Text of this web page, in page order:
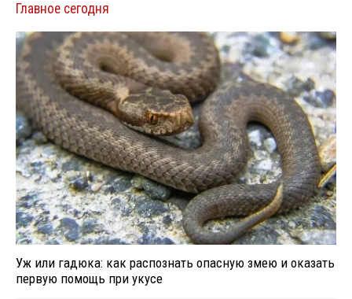
Главное сегодня
Уж или гадюка: как распознать опасную змею и оказать
первую помощь при укусе